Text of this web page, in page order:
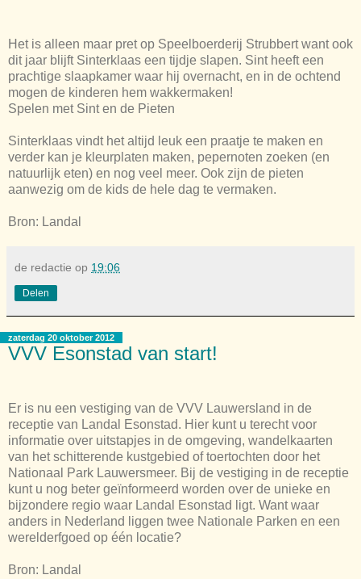
Het is alleen maar pret op Speelboerderij Strubbert want ook
dit jaar blijft Sinterklaas een tijdje slapen. Sint heeft een
prachtige slaapkamer waar hij overnacht, en in de ochtend
mogen de kinderen hem wakkermaken!
Spelen met Sint en de Pieten
Sinterklaas vindt het altijd leuk een praatje te maken en
verder kan je kleurplaten maken, pepernoten zoeken (en
natuurlijk eten) en nog veel meer. Ook zijn de pieten
aanwezig om de kids de hele dag te vermaken.
Bron: Landal
de redactie op 19:06
Delen
zaterdag 20 oktober 2012
VVV Esonstad van start!
Er is nu een vestiging van de VVV Lauwersland in de
receptie van Landal Esonstad. Hier kunt u terecht voor
informatie over uitstapjes in de omgeving, wandelkaarten
van het schitterende kustgebied of toertochten door het
Nationaal Park Lauwersmeer. Bij de vestiging in de receptie
kunt u nog beter geïnformeerd worden over de unieke en
bijzondere regio waar Landal Esonstad ligt. Want waar
anders in Nederland liggen twee Nationale Parken en een
werelderfgoed op één locatie?
Bron: Landal